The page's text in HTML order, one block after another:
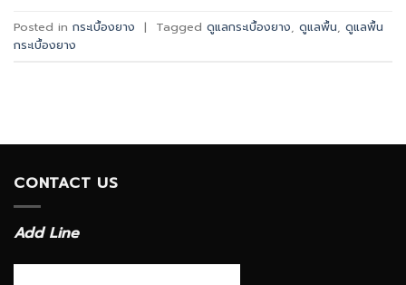
Posted in กระเบื้องยาง | Tagged ดูแลกระเบื้องยาง ดูแลพื้น ดูแลพื้น
กระเบื้องยาง
CONTACT US
Add Line